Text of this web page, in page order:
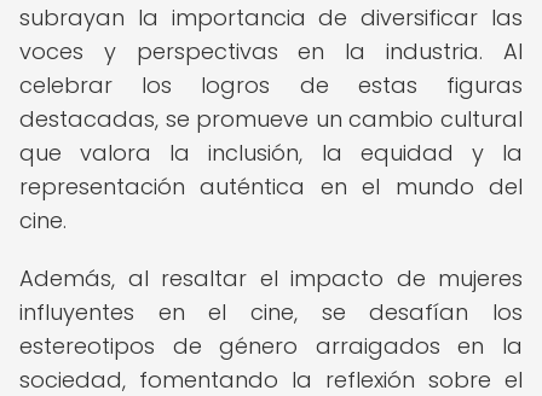
subrayan la importancia de diversificar las
voces y perspectivas en la industria. Al
celebrar los logros de estas figuras
destacadas, se promueve un cambio cultural
que valora la inclusión, la equidad y la
representación auténtica en el mundo del
cine.
Además, al resaltar el impacto de mujeres
influyentes en el cine, se desafían los
estereotipos de género arraigados en la
sociedad, fomentando la reflexión sobre el